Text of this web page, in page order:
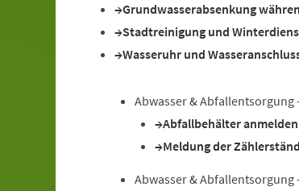
Grundwasserabsenkung
Stadtreinigung und
Wasseruhr und
Abwasser &
Abfallbehälter
Meldung der
Abwasser & Abfallentsorgung